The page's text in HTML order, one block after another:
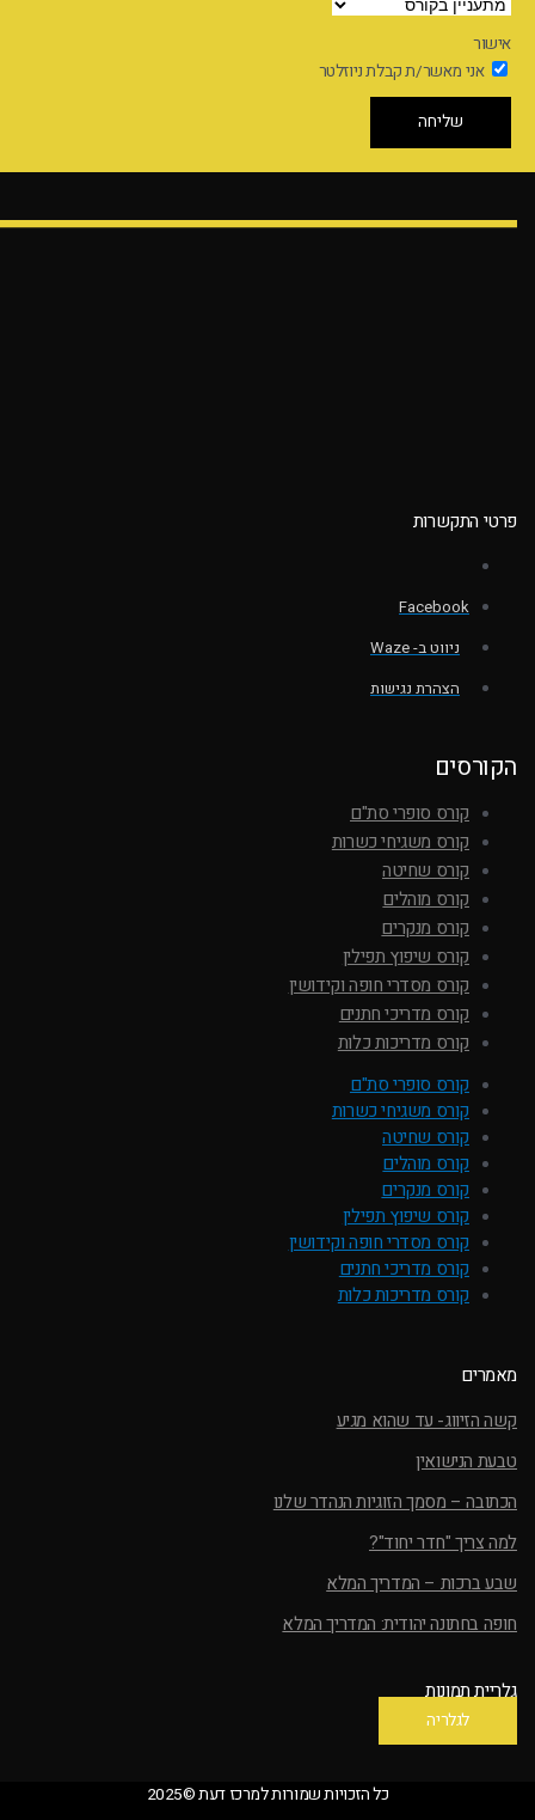
אישור
אני מאשר/ת קבלת ניוזלטר
שליחה
פרטי התקשרות
Facebook
ניווט ב- Waze
הצהרת נגישות
הקורסים
קורס סופרי סת"ם
קורס משגיחי כשרות
קורס שחיטה
קורס מוהלים
קורס מנקרים
קורס שיפוץ תפילין
קורס מסדרי חופה וקידושין
קורס מדריכי חתנים
קורס מדריכות כלות
קורס סופרי סת"ם
קורס משגיחי כשרות
קורס שחיטה
קורס מוהלים
קורס מנקרים
קורס שיפוץ תפילין
קורס מסדרי חופה וקידושין
קורס מדריכי חתנים
קורס מדריכות כלות
מאמרים
קשה הזיווג- עד שהוא מגיע
טבעת הנישואין
הכתובה – מסמך הזוגיות הנהדר שלנו
למה צריך "חדר יחוד"?
שבע ברכות – המדריך המלא
חופה בחתונה יהודית: המדריך המלא
גלריית תמונות
לגלריה
כל הזכויות שמורות למרכז דעת ©2025